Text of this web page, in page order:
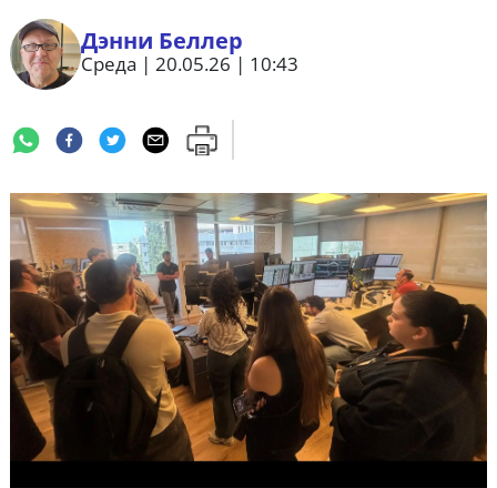
Дэнни Беллер
Среда | 20.05.26 | 10:43